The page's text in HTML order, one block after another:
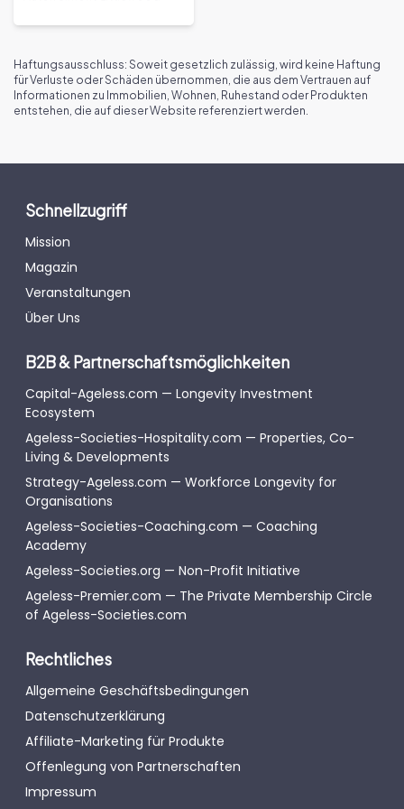
Haftungsausschluss: Soweit gesetzlich zulässig, wird keine Haftung
für Verluste oder Schäden übernommen, die aus dem Vertrauen auf
Informationen zu Immobilien, Wohnen, Ruhestand oder Produkten
entstehen, die auf dieser Website referenziert werden.
Schnellzugriff
Mission
Magazin
Veranstaltungen
Über Uns
B2B & Partnerschaftsmöglichkeiten
Capital-Ageless.com — Longevity Investment
Ecosystem
Ageless-Societies-Hospitality.com — Properties, Co-
Living & Developments
Strategy-Ageless.com — Workforce Longevity for
Organisations
Ageless-Societies-Coaching.com — Coaching
Academy
Ageless-Societies.org — Non-Profit Initiative
Ageless-Premier.com — The Private Membership Circle
of Ageless-Societies.com
Rechtliches
Allgemeine Geschäftsbedingungen
Datenschutzerklärung
Affiliate-Marketing für Produkte
Offenlegung von Partnerschaften
Impressum